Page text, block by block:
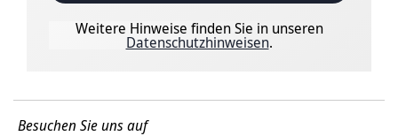
Weitere Hinweise finden Sie in unseren
Datenschutzhinweisen.
Besuchen Sie uns auf